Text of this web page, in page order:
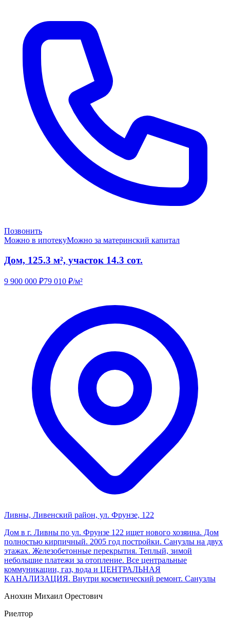
Позвонить
Можно в ипотекуМожно за материнский капитал
Дом, 125.3 м², участок 14.3 сот.
9 900 000 ₽79 010 ₽/м²
Ливны, Ливенский район, ул. Фрунзе, 122
Дом в г. Ливны по ул. Фрунзе 122 ищет нового хозяина. Дом
полностью кирпичный. 2005 год постройки. Санузлы на двух
этажах. Железобетонные перекрытия. Теплый, зимой
небольшие платежи за отопление. Все центральные
коммуникации, газ, вода и ЦЕНТРАЛЬНАЯ
КАНАЛИЗАЦИЯ. Внутри косметический ремонт. Санузлы
Анохин Михаил Орестович
Риелтор